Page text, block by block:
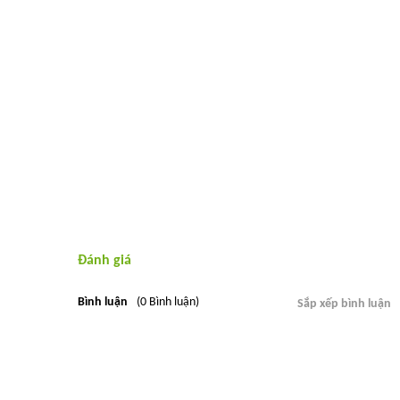
Đánh giá
Bình luận (0 Bình luận) Sắp xếp bình luận